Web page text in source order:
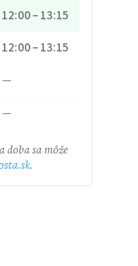
12:00 – 13:15
12:00 – 13:15
—
—
doba sa môže
.